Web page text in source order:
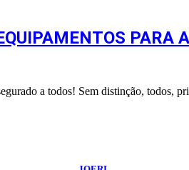
PARA
a todos! Sem distinção, todos,